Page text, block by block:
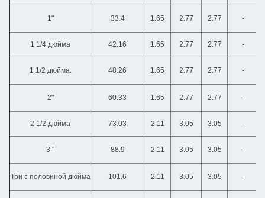
1" 33.4 1.65 2.77 2.77 -
1 1/4 дюйма 42.16 1.65 2.77 2.77 -
1 1/2 дюйма. 48.26 1.65 2.77 2.77 -
2" 60.33 1.65 2.77 2.77 -
2 1/2 дюйма 73.03 2.11 3.05 3.05 -
3 " 88.9 2.11 3.05 3.05 -
Три с половиной дюйма 101.6 2.11 3.05 3.05 -